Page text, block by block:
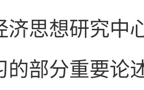
济思想研究中
的部分重要论